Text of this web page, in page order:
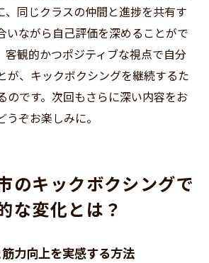
、同じクラスの仲間と進捗を共有す
いながら自己評価を深めることがで
客観的かつポジティブな視点で自分
が、キックボクシングを継続するた
のです。次回もさらに深い内容をお
ぞお楽しみに。
のキックボクシングで
な変化とは？
力向上を実感する方法